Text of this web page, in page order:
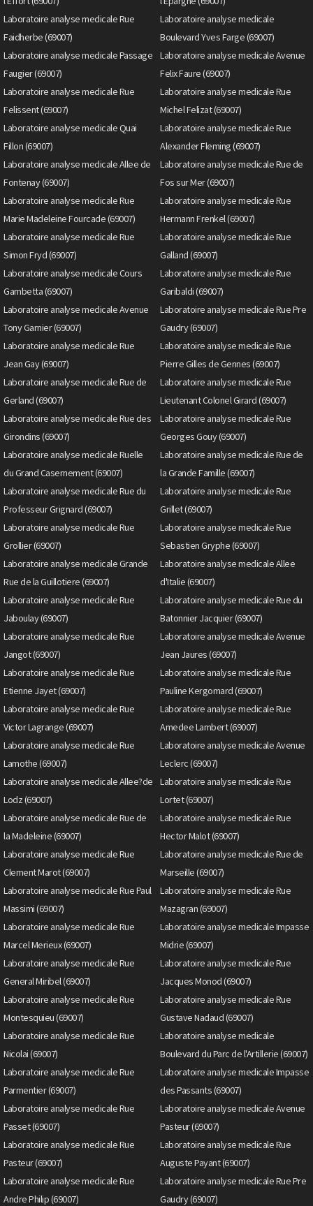
Laboratoire analyse medicale Rue
Faidherbe (69007)
Laboratoire analyse medicale
Boulevard Yves Farge (69007)
Laboratoire analyse medicale Passage
Faugier (69007)
Laboratoire analyse medicale Avenue
Felix Faure (69007)
Laboratoire analyse medicale Rue
Felissent (69007)
Laboratoire analyse medicale Rue
Michel Felizat (69007)
Laboratoire analyse medicale Quai
Fillon (69007)
Laboratoire analyse medicale Rue
Alexander Fleming (69007)
Laboratoire analyse medicale Allee de
Fontenay (69007)
Laboratoire analyse medicale Rue de
Fos sur Mer (69007)
Laboratoire analyse medicale Rue
Marie Madeleine Fourcade (69007)
Laboratoire analyse medicale Rue
Hermann Frenkel (69007)
Laboratoire analyse medicale Rue
Simon Fryd (69007)
Laboratoire analyse medicale Rue
Galland (69007)
Laboratoire analyse medicale Cours
Gambetta (69007)
Laboratoire analyse medicale Rue
Garibaldi (69007)
Laboratoire analyse medicale Avenue
Tony Garnier (69007)
Laboratoire analyse medicale Rue Pre
Gaudry (69007)
Laboratoire analyse medicale Rue
Jean Gay (69007)
Laboratoire analyse medicale Rue
Pierre Gilles de Gennes (69007)
Laboratoire analyse medicale Rue de
Gerland (69007)
Laboratoire analyse medicale Rue
Lieutenant Colonel Girard (69007)
Laboratoire analyse medicale Rue des
Girondins (69007)
Laboratoire analyse medicale Rue
Georges Gouy (69007)
Laboratoire analyse medicale Ruelle
du Grand Casernement (69007)
Laboratoire analyse medicale Rue de
la Grande Famille (69007)
Laboratoire analyse medicale Rue du
Professeur Grignard (69007)
Laboratoire analyse medicale Rue
Grillet (69007)
Laboratoire analyse medicale Rue
Grollier (69007)
Laboratoire analyse medicale Rue
Sebastien Gryphe (69007)
Laboratoire analyse medicale Grande
Rue de la Guillotiere (69007)
Laboratoire analyse medicale Allee
d'Italie (69007)
Laboratoire analyse medicale Rue
Jaboulay (69007)
Laboratoire analyse medicale Rue du
Batonnier Jacquier (69007)
Laboratoire analyse medicale Rue
Jangot (69007)
Laboratoire analyse medicale Avenue
Jean Jaures (69007)
Laboratoire analyse medicale Rue
Etienne Jayet (69007)
Laboratoire analyse medicale Rue
Pauline Kergomard (69007)
Laboratoire analyse medicale Rue
Victor Lagrange (69007)
Laboratoire analyse medicale Rue
Amedee Lambert (69007)
Laboratoire analyse medicale Rue
Lamothe (69007)
Laboratoire analyse medicale Avenue
Leclerc (69007)
Laboratoire analyse medicale Allee?de
Lodz (69007)
Laboratoire analyse medicale Rue
Lortet (69007)
Laboratoire analyse medicale Rue de
la Madeleine (69007)
Laboratoire analyse medicale Rue
Hector Malot (69007)
Laboratoire analyse medicale Rue
Clement Marot (69007)
Laboratoire analyse medicale Rue de
Marseille (69007)
Laboratoire analyse medicale Rue Paul
Massimi (69007)
Laboratoire analyse medicale Rue
Mazagran (69007)
Laboratoire analyse medicale Rue
Marcel Merieux (69007)
Laboratoire analyse medicale Impasse
Midrie (69007)
Laboratoire analyse medicale Rue
General Miribel (69007)
Laboratoire analyse medicale Rue
Jacques Monod (69007)
Laboratoire analyse medicale Rue
Montesquieu (69007)
Laboratoire analyse medicale Rue
Gustave Nadaud (69007)
Laboratoire analyse medicale Rue
Nicolai (69007)
Laboratoire analyse medicale
Boulevard du Parc de l'Artillerie (69007)
Laboratoire analyse medicale Rue
Parmentier (69007)
Laboratoire analyse medicale Impasse
des Passants (69007)
Laboratoire analyse medicale Rue
Passet (69007)
Laboratoire analyse medicale Avenue
Pasteur (69007)
Laboratoire analyse medicale Rue
Pasteur (69007)
Laboratoire analyse medicale Rue
Auguste Payant (69007)
Laboratoire analyse medicale Rue
Andre Philip (69007)
Laboratoire analyse medicale Rue Pre
Gaudry (69007)